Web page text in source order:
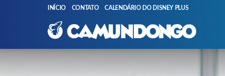
INÍCIO CONTATO CALENDÁRIO DO DISNEY PLUS